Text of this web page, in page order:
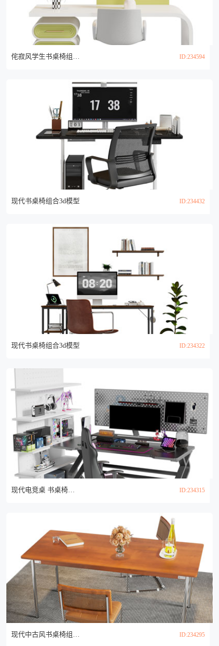
侘寂风学生书桌椅组合3d模型 ID:234594
现代书桌椅组合3d模型 ID:234432
现代书桌椅组合3d模型 ID:234322
现代电竞桌 书桌椅组合3d模型 ID:234315
现代中古风书桌椅组合3d模型 ID:234295